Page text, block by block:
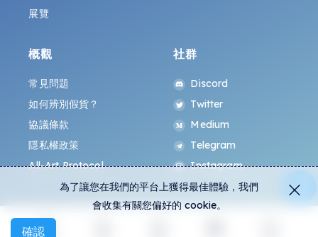
展覽
概觀
常見問題
如何辨別假貨？
協議條款
隱私權政策
All-Art Protocol
社群
Discord
Twitter
Medium
Telegram
Instagram
為了讓您在我們的平台上獲得最佳體驗，我們
會收集有關您偏好的 cookie。
確認